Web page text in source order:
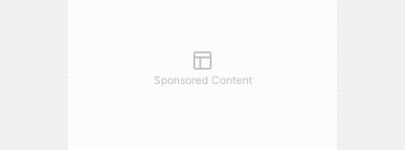
Sponsored Content